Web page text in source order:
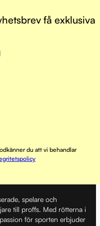
få exklusiva
du att vi behandlar
spelare och
till proffs. Med rötterna i
för sporten erbjuder